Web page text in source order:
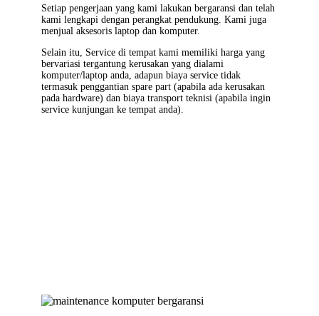
Setiap pengerjaan yang kami lakukan bergaransi dan telah
kami lengkapi dengan perangkat pendukung. Kami juga
menjual aksesoris laptop dan komputer.
Selain itu, Service di tempat kami memiliki harga yang
bervariasi tergantung kerusakan yang dialami
komputer/laptop anda, adapun biaya service tidak
termasuk penggantian spare part (apabila ada kerusakan
pada hardware) dan biaya transport teknisi (apabila ingin
service kunjungan ke tempat anda).